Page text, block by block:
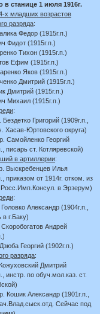
в станице 1 июля 1916г.
х младших возрастов
разряда:
Федор (1915г.п.)
Фидот (1915г.п.)
Тихон (1915г.п.)
Ефим (1915г.п.)
Яков (1915г.п.)
Дмитрий (1915г.п.)
Дмитрий (1915г.п.)
Михаил (1915г.п.)
:
Григорий (1909г.п.,
Хасав-Юртовского округа)
Самойленко Георгий
писарь ст. Котляревской)
в артиллерии:
Выскребенцев Илья
приказом от 1914г. отком. из
в Эрзерум)
:
Александр (1904г.п.,
в г.Баку)
Скоробогатов Андрей
Георгий (1902г.п.)
разряда:
Дмитрий
инстр. по обуч.мол.каз. ст.
Кошик Александр (1901г.п.,
Сейчас под